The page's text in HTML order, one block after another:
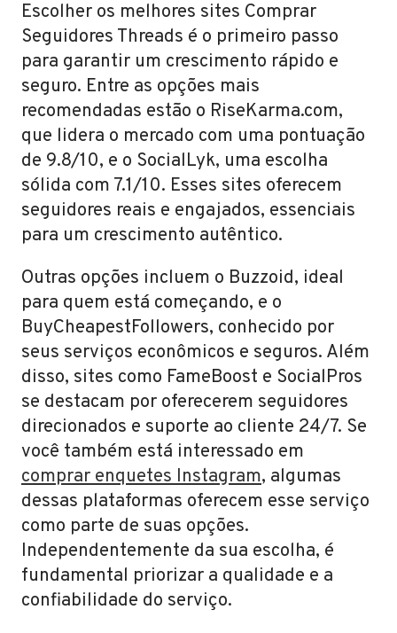
Escolher os melhores sites Comprar
Seguidores Threads é o primeiro passo
para garantir um crescimento rápido e
seguro. Entre as opções mais
recomendadas estão o RiseKarma.com,
que lidera o mercado com uma pontuação
de 9.8/10, e o SocialLyk, uma escolha
sólida com 7.1/10. Esses sites oferecem
seguidores reais e engajados, essenciais
para um crescimento autêntico.
Outras opções incluem o Buzzoid, ideal
para quem está começando, e o
BuyCheapestFollowers, conhecido por
seus serviços econômicos e seguros. Além
disso, sites como FameBoost e SocialPros
se destacam por oferecerem seguidores
direcionados e suporte ao cliente 24/7. Se
você também está interessado em
comprar enquetes Instagram, algumas
dessas plataformas oferecem esse serviço
como parte de suas opções.
Independentemente da sua escolha, é
fundamental priorizar a qualidade e a
confiabilidade do serviço.